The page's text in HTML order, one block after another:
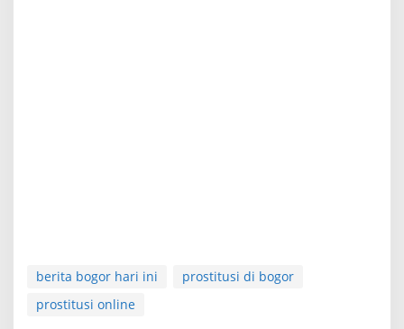
berita bogor hari ini
prostitusi di bogor
prostitusi online